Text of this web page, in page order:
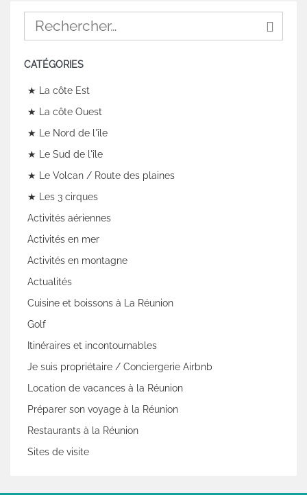
CATÉGORIES
★ La côte Est
★ La côte Ouest
★ Le Nord de l'île
★ Le Sud de l'île
★ Le Volcan / Route des plaines
★ Les 3 cirques
Activités aériennes
Activités en mer
Activités en montagne
Actualités
Cuisine et boissons à La Réunion
Golf
Itinéraires et incontournables
Je suis propriétaire / Conciergerie Airbnb
Location de vacances à la Réunion
Préparer son voyage à la Réunion
Restaurants à la Réunion
Sites de visite